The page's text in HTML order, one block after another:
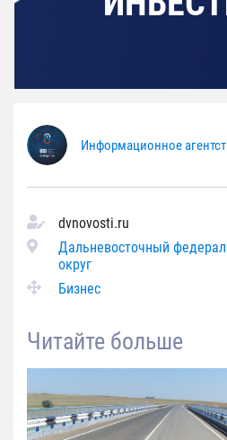
Информационное
dvnovosti.ru
Дальневосточный
округ
Бизнес
Читайте больше